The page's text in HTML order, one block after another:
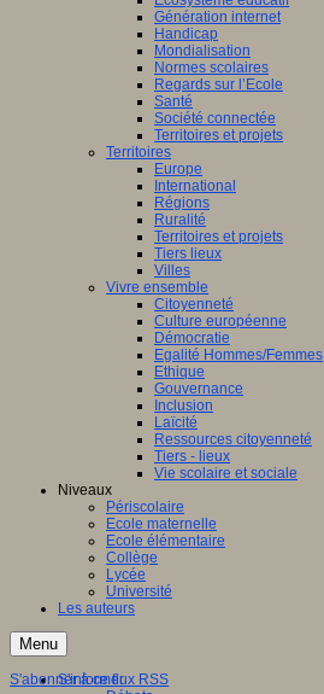
Génération internet
Handicap
Mondialisation
Normes scolaires
Regards sur l’Ecole
Santé
Société connectée
Territoires et projets
Territoires
Europe
International
Régions
Ruralité
Territoires et projets
Tiers lieux
Villes
Vivre ensemble
Citoyenneté
Culture européenne
Démocratie
Egalité Hommes/Femmes
Ethique
Gouvernance
Inclusion
Laïcité
Ressources citoyenneté
Tiers - lieux
Vie scolaire et sociale
Niveaux
Périscolaire
Ecole maternelle
Ecole élémentaire
Collège
Lycée
Université
Les auteurs
Menu
S'informer
S'abonner à ce flux RSS